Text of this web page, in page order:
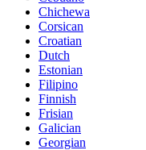
Chichewa
Corsican
Croatian
Dutch
Estonian
Filipino
Finnish
Frisian
Galician
Georgian